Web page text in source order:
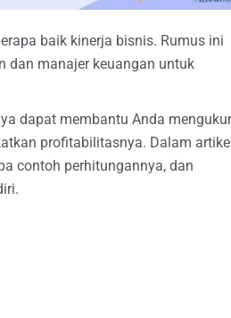
baik kinerja bisnis. Rumus ini
dan manajer keuangan untuk
dapat membantu Anda mengukur
profitabilitasnya. Dalam
contoh perhitungannya, dan